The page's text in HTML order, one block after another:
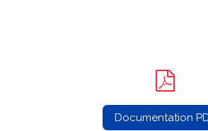
Documentation